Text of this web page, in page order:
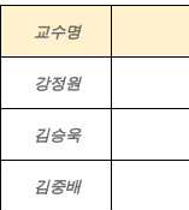
교수명
강정원
김승욱
김중배